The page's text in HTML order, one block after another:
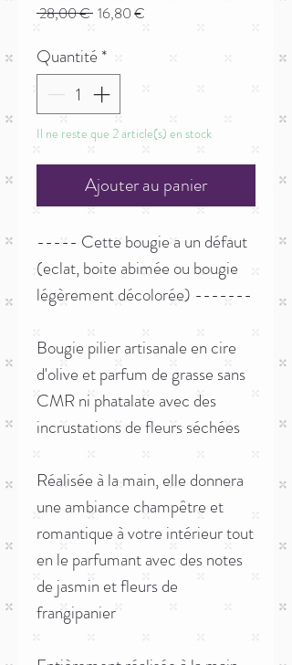
28,00 € Prix
16,80 €
Quantité *
Il ne reste que 2 article(s) en stock
Ajouter au panier
----- Cette bougie a un défaut
(eclat, boite abimée ou bougie
légèrement décolorée) -------
Bougie pilier artisanale en cire
d'olive et parfum de grasse sans
CMR ni phatalate avec des
incrustations de fleurs séchées
Réalisée à la main, elle donnera
une ambiance champêtre et
romantique à votre intérieur tout
en le parfumant avec des notes
de jasmin et fleurs de
frangipanier